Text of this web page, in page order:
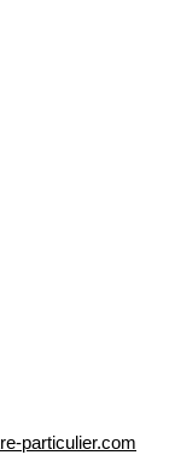
particulier.com